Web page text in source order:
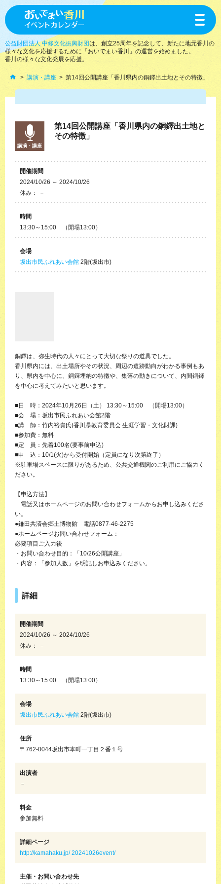
toggle
公益財団法人 中條文化振興財団は、創立25周年を記念して、新たに地元香川の
様々な文化を応援するために「おいでまい香川」の運営を始めました。
香川の様々な文化発展を応援。
講演・講座 第14回公開講座「香川県内の銅鐸出土地とその特徴」
講演・講座
第14回公開講座「香川県内の銅鐸出土地と
その特徴」
開催期間
2024/10/26 ～ 2024/10/26
休み： －
時間
13:30～15:00 （開場13:00）
会場
坂出市民ふれあい会館 2階(坂出市)
銅鐸は、弥生時代の人々にとって大切な祭りの道具でした。
香川県内には、出土場所やその状況、周辺の遺跡動向がわかる事例もあ
り、県内を中心に、銅鐸埋納の特徴や、集落の動きについて、内間銅鐸
を中心に考えてみたいと思います。
■日 時：2024年10月26日（土） 13:30～15:00 （開場13:00）
■会 場：坂出市民ふれあい会館2階
■講 師：竹内裕貴氏(香川県教育委員会 生涯学習・文化財課)
■参加費：無料
■定 員：先着100名(要事前申込)
■申 込：10/1(火)から受付開始（定員になり次第終了）
※駐車場スペースに限りがあるため、公共交通機関のご利用にご協力く
ださい。
【申込方法】
電話又はホームページのお問い合わせフォームからお申し込みくださ
い。
●鎌田共済会郷土博物館 電話0877-46-2275
●ホームページお問い合わせフォーム：
必要項目ご入力後
・お問い合わせ目的：「10/26公開講座」
・内容：「参加人数」を明記しお申込みください。
詳細
開催期間
2024/10/26 ～ 2024/10/26
休み： －
時間
13:30～15:00 （開場13:00）
会場
坂出市民ふれあい会館 2階(坂出市)
住所
〒762-0044坂出市本町一丁目２番１号
出演者
－
料金
参加無料
詳細ページ
http://kamahaku.jp/ 20241026event/
主催・お問い合わせ先